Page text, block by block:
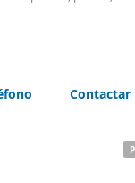
Contactar